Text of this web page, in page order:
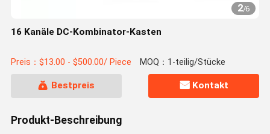
2/6
16 Kanäle DC-Kombinator-Kasten
Preis：$13.00 - $500.00/ Piece MOQ：1-teilig/Stücke
Bestpreis Kontakt
Produkt-Beschreibung